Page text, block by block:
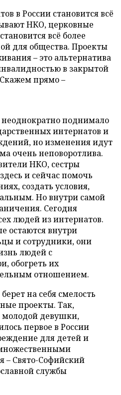
в России становится всё
НКО, церковные
всё более
для общества. Проекты
– это альтернатива
в закрытой
прямо –
поднимало
интернатов и
но изменения идут
очень неповоротлива.
НКО, сестры
и сейчас помочь
создать условия,
Но внутри самой
Сегодня
людей из интернатов.
остаются внутри
и сотрудники, они
людей с
обогреть их
отношением.
на себя смелость
проекты. Так,
молодой девушки,
первое в России
для детей и
– Свято-Софийский
службы